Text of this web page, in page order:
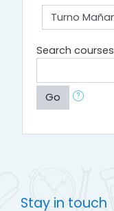
Search courses
Go
Stay in touch